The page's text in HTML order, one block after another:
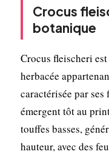
Crocus
botanique
Crocus fleischeri
herbacée
caractérisée par
émergent tôt au
touffes basses,
hauteur, avec des